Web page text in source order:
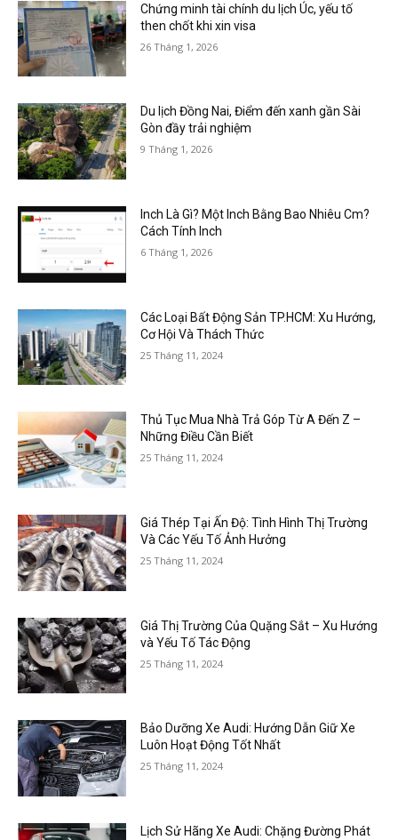
Chứng minh tài chính du lịch Úc, yếu tố
then chốt khi xin visa
26 Tháng 1, 2026
Du lịch Đồng Nai, Điểm đến xanh gần Sài
Gòn đầy trải nghiệm
9 Tháng 1, 2026
Inch Là Gì? Một Inch Bằng Bao Nhiêu Cm?
Cách Tính Inch
6 Tháng 1, 2026
Các Loại Bất Động Sản TP.HCM: Xu Hướng,
Cơ Hội Và Thách Thức
25 Tháng 11, 2024
Thủ Tục Mua Nhà Trả Góp Từ A Đến Z –
Những Điều Cần Biết
25 Tháng 11, 2024
Giá Thép Tại Ấn Độ: Tình Hình Thị Trường
Và Các Yếu Tố Ảnh Hưởng
25 Tháng 11, 2024
Giá Thị Trường Của Quặng Sắt – Xu Hướng
và Yếu Tố Tác Động
25 Tháng 11, 2024
Bảo Dưỡng Xe Audi: Hướng Dẫn Giữ Xe
Luôn Hoạt Động Tốt Nhất
25 Tháng 11, 2024
Lịch Sử Hãng Xe Audi: Chặng Đường Phát